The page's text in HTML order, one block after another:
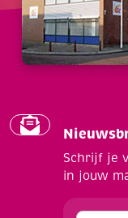
Schrijf je
in jouw